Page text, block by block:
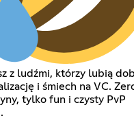
z ludźmi, którzy lubią
i śmiech na VC.
tylko fun i czysty PvP